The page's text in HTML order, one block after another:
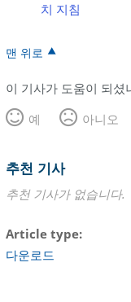
치 지침
맨 위로
이 기사가 도움이 되셨
예
아니오
추천 기사
추천 기사가 없습니다.
Article type
다운로드